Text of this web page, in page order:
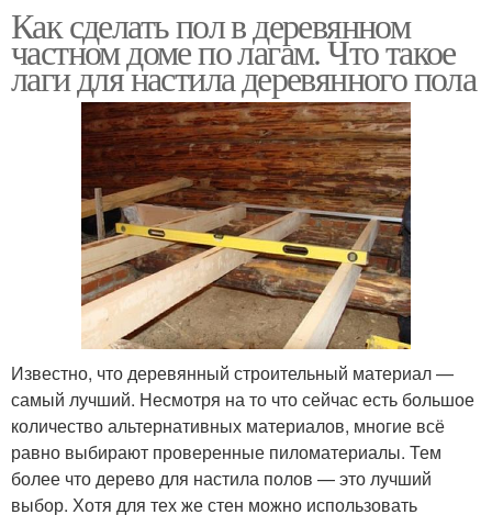
Как сделать пол в деревянном
частном доме по лагам. Что такое
лаги для настила деревянного пола
Известно, что деревянный строительный материал —
самый лучший. Несмотря на то что сейчас есть большое
количество альтернативных материалов, многие всё
равно выбирают проверенные пиломатериалы. Тем
более что дерево для настила полов — это лучший
выбор. Хотя для тех же стен можно использовать